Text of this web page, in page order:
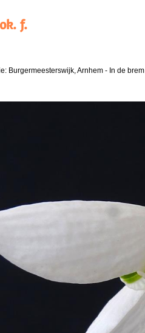
f.
Burgermeesterswijk, Arnhem - In de